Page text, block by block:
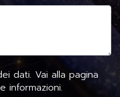
dati. Vai alla pagina